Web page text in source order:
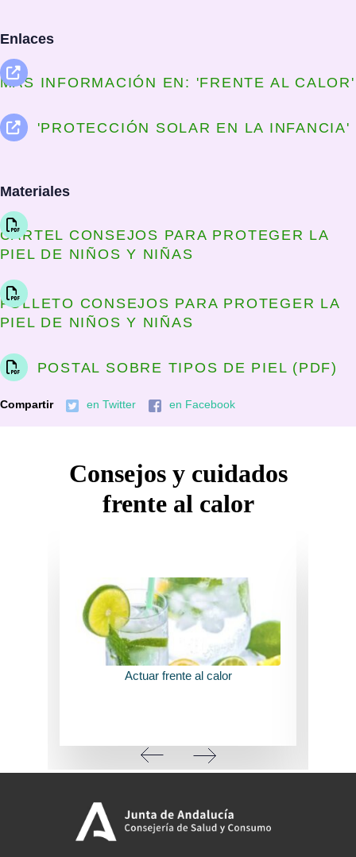
Enlaces
MÁS INFORMACIÓN EN: 'FRENTE AL CALOR'
'PROTECCIÓN SOLAR EN LA INFANCIA'
Materiales
CARTEL CONSEJOS PARA PROTEGER LA
PIEL DE NIÑOS Y NIÑAS
FOLLETO CONSEJOS PARA PROTEGER LA
PIEL DE NIÑOS Y NIÑAS
POSTAL SOBRE TIPOS DE PIEL (PDF)
Compartir en Twitter en Facebook
Consejos y cuidados
frente al calor
Actuar frente al calor
VER CONSEJOS